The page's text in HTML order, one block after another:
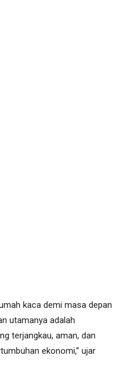
kaca demi masa depan
utamanya adalah
terjangkau, aman, dan
ekonomi,” ujar